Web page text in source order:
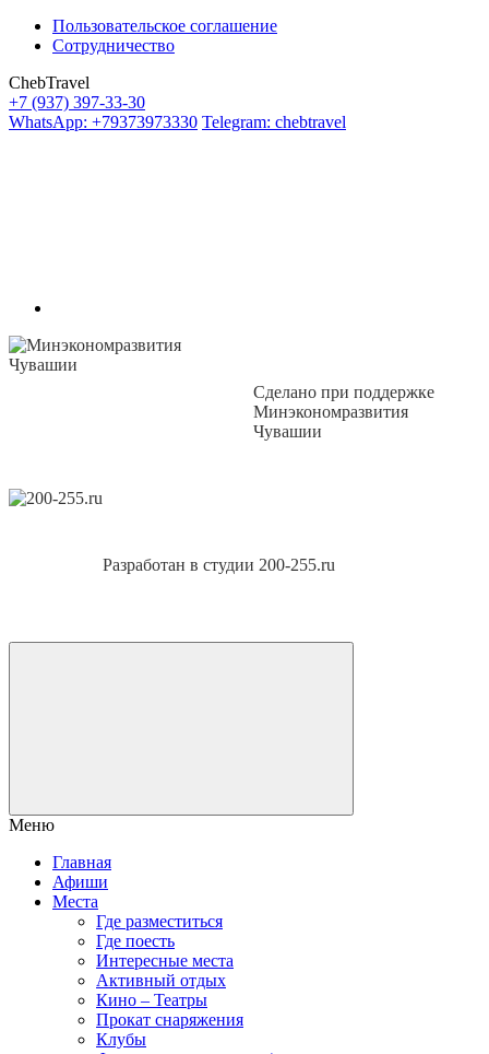
Пользовательское соглашение
Сотрудничество
ChebTravel
+7 (937) 397-33-30
WhatsApp: +79373973330 Telegram: chebtravel
Сделано при поддержке
Минэкономразвития
Чувашии
Разработан в студии 200-255.ru
Меню
Главная
Афиши
Места
Где разместиться
Где поесть
Интересные места
Активный отдых
Кино – Театры
Прокат снаряжения
Клубы